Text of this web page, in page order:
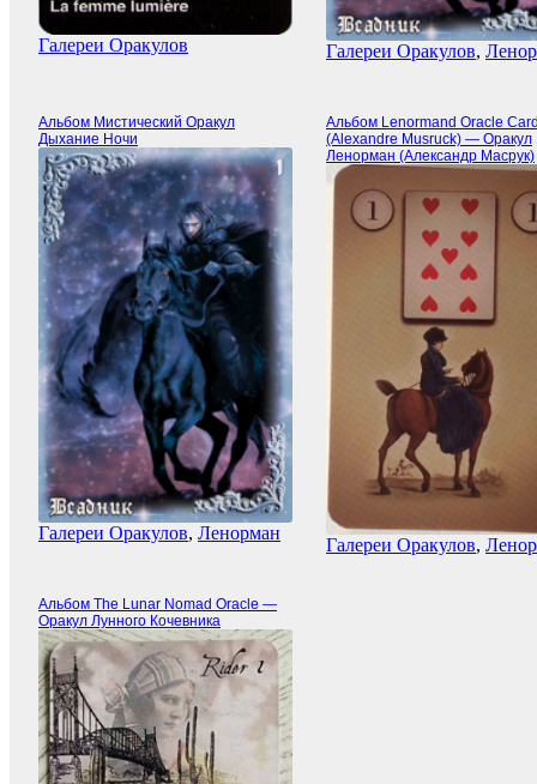
Галереи Оракулов Галереи Оракулов,
Альбом Мистический Оракул
Дыхание Ночи
Галереи Оракулов, Ленорман
Альбом Lenormand Oracle
(Alexandre Musruck) — Оракул
Ленорман (Александр Масрук)
Галереи Оракулов,
Альбом The Lunar Nomad Oracle —
Оракул Лунного Кочевника